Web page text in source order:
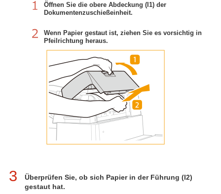
Öffnen Sie die obere Abdeckung (I1) der
Dokumentenzuschießeinheit.
Wenn Papier gestaut ist, ziehen Sie es vorsichtig in
Pfeilrichtung heraus.
3
Überprüfen Sie, ob sich Papier in der Führung (I2)
gestaut hat.